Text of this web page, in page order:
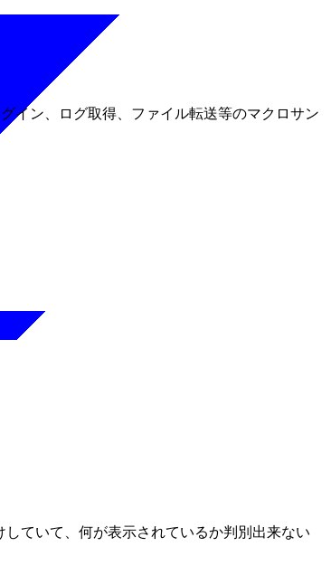
イン、ログ取得、ファイル転送等のマクロサン
ていて、何が表示されているか判別出来ない